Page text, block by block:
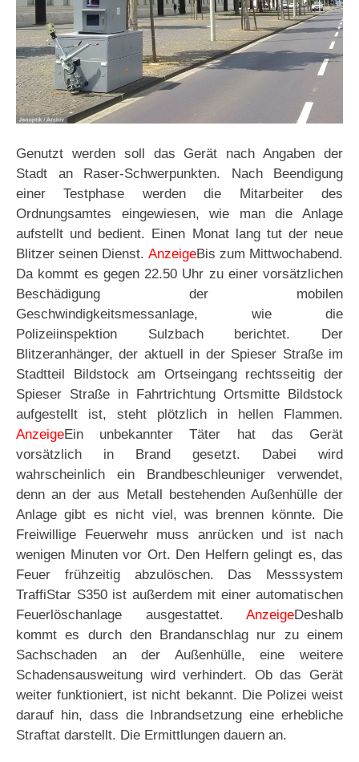
Genutzt werden soll das Gerät nach Angaben der
Stadt an Raser-Schwerpunkten. Nach Beendigung
einer Testphase werden die Mitarbeiter des
Ordnungsamtes eingewiesen, wie man die Anlage
aufstellt und bedient. Einen Monat lang tut der neue
Blitzer seinen Dienst. AnzeigeBis zum Mittwochabend.
Da kommt es gegen 22.50 Uhr zu einer vorsätzlichen
Beschädigung der mobilen
Geschwindigkeitsmessanlage, wie die
Polizeiinspektion Sulzbach berichtet. Der
Blitzeranhänger, der aktuell in der Spieser Straße im
Stadtteil Bildstock am Ortseingang rechtsseitig der
Spieser Straße in Fahrtrichtung Ortsmitte Bildstock
aufgestellt ist, steht plötzlich in hellen Flammen.
AnzeigeEin unbekannter Täter hat das Gerät
vorsätzlich in Brand gesetzt. Dabei wird
wahrscheinlich ein Brandbeschleuniger verwendet,
denn an der aus Metall bestehenden Außenhülle der
Anlage gibt es nicht viel, was brennen könnte. Die
Freiwillige Feuerwehr muss anrücken und ist nach
wenigen Minuten vor Ort. Den Helfern gelingt es, das
Feuer frühzeitig abzulöschen. Das Messsystem
TraffiStar S350 ist außerdem mit einer automatischen
Feuerlöschanlage ausgestattet. AnzeigeDeshalb
kommt es durch den Brandanschlag nur zu einem
Sachschaden an der Außenhülle, eine weitere
Schadensausweitung wird verhindert. Ob das Gerät
weiter funktioniert, ist nicht bekannt. Die Polizei weist
darauf hin, dass die Inbrandsetzung eine erhebliche
Straftat darstellt. Die Ermittlungen dauern an.